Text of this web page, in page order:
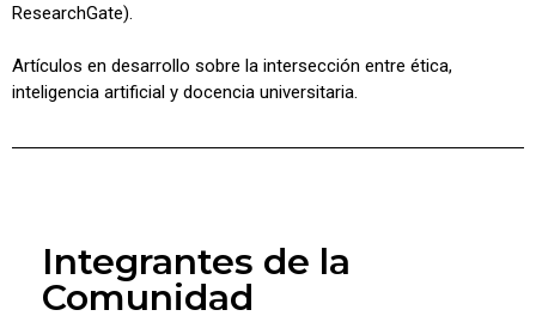
ResearchGate).
Artículos en desarrollo sobre la intersección entre ética,
inteligencia artificial y docencia universitaria.
Integrantes de la
Comunidad